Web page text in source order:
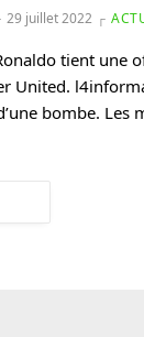
29 juillet 2022
tient une
United.
bombe. Les